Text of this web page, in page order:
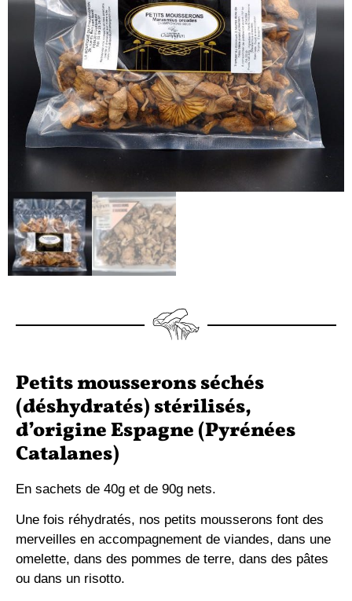
Petits mousserons séchés
(déshydratés) stérilisés,
d’origine Espagne (Pyrénées
Catalanes)
En sachets de 40g et de 90g nets.
Une fois réhydratés, nos petits mousserons font des
merveilles en accompagnement de viandes, dans une
omelette, dans des pommes de terre, dans des pâtes
ou dans un risotto.